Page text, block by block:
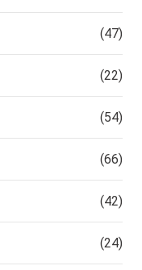
(47)
(22)
(54)
(66)
(42)
(24)